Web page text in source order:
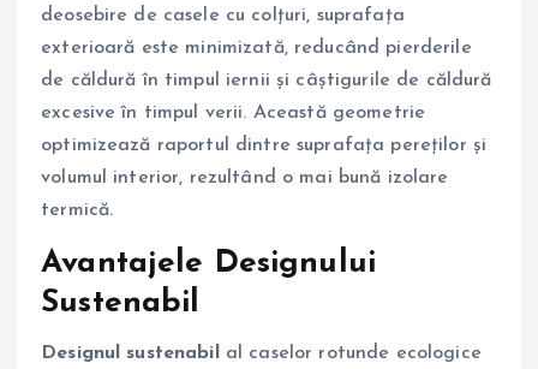
deosebire de casele cu colțuri, suprafața
exterioară este minimizată, reducând pierderile
de căldură în timpul iernii și câștigurile de căldură
excesive în timpul verii. Această geometrie
optimizează raportul dintre suprafața pereților și
volumul interior, rezultând o mai bună izolare
termică.
Avantajele Designului
Sustenabil
Designul sustenabilal caselor rotunde ecologice